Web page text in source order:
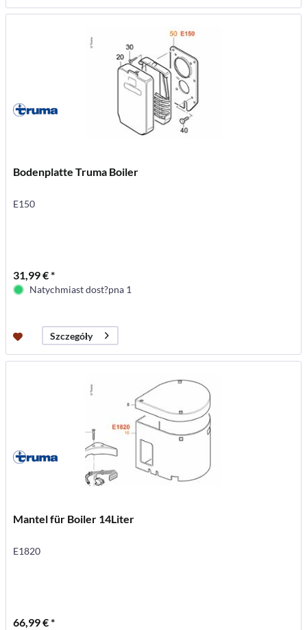
Bodenplatte Truma Boiler
E150
31,99 € *
Natychmiast dost?pna 1
Szczegóły
Mantel für Boiler 14Liter
E1820
66,99 € *